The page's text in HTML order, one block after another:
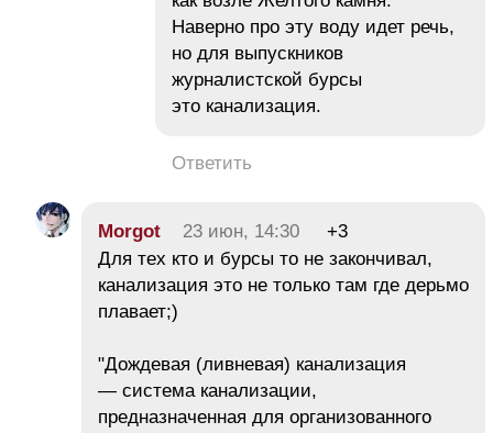
Наверно про эту воду идет речь,
но для выпускников
журналистской бурсы
это канализация.
Ответить
Morgot 23 июн, 14:30
+3
Для тех кто и бурсы то не закончивал,
канализация это не только там где дерьмо
плавает;)
"Дождевая (ливневая) канализация
— система канализации,
предназначенная для организованного